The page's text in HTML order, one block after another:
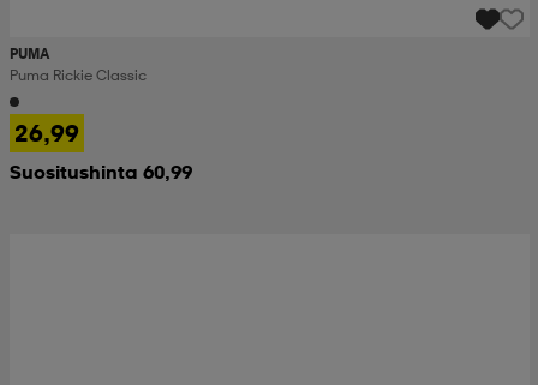
PUMA
Puma Rickie Classic
26,99
Suositushinta 60,99